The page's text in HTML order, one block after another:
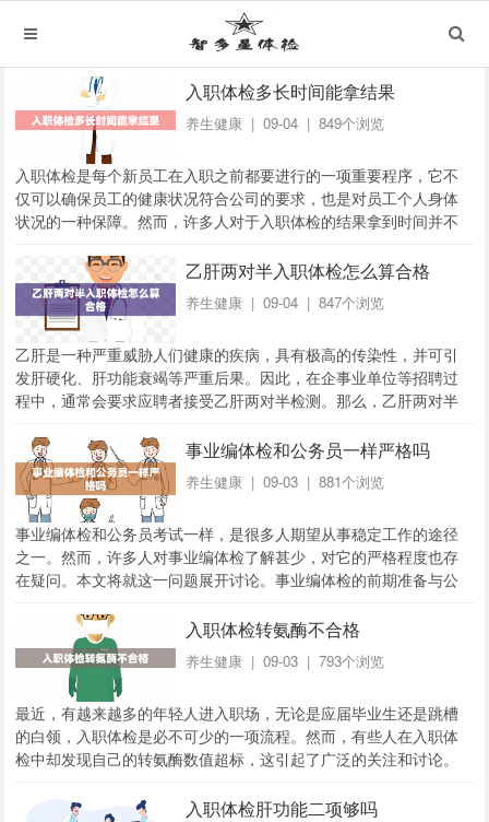
入职体检多长时间能拿结果
养生健康 | 09-04 | 849个浏览
入职体检是每个新员工在入职之前都要进行的一项重要程序，它不
仅可以确保员工的健康状况符合公司的要求，也是对员工个人身体
状况的一种保障。然而，许多人对于入职体检的结果拿到时间并不
乙肝两对半入职体检怎么算合格
养生健康 | 09-04 | 847个浏览
乙肝是一种严重威胁人们健康的疾病，具有极高的传染性，并可引
发肝硬化、肝功能衰竭等严重后果。因此，在企事业单位等招聘过
程中，通常会要求应聘者接受乙肝两对半检测。那么，乙肝两对半
事业编体检和公务员一样严格吗
养生健康 | 09-03 | 881个浏览
事业编体检和公务员考试一样，是很多人期望从事稳定工作的途径
之一。然而，许多人对事业编体检了解甚少，对它的严格程度也存
在疑问。本文将就这一问题展开讨论。事业编体检的前期准备与公
入职体检转氨酶不合格
养生健康 | 09-03 | 793个浏览
最近，有越来越多的年轻人进入职场，无论是应届毕业生还是跳槽
的白领，入职体检是必不可少的一项流程。然而，有些人在入职体
检中却发现自己的转氨酶数值超标，这引起了广泛的关注和讨论。
入职体检肝功能二项够吗